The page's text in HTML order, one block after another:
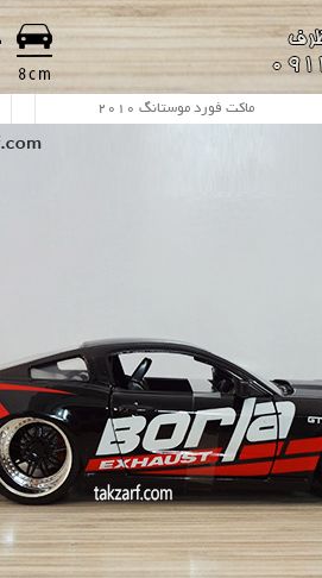
ماکت فورد موستانگ 2010